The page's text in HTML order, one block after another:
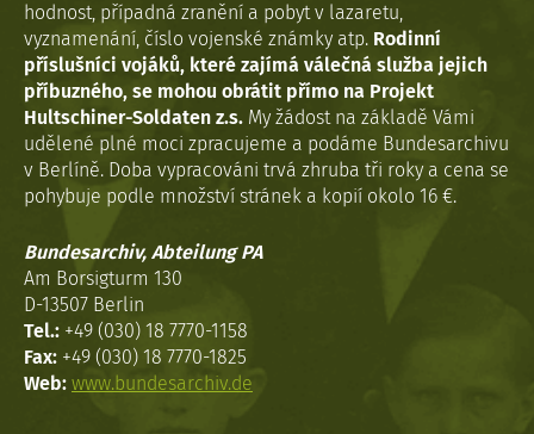
hodnost, případná zranění a pobyt v lazaretu,
vyznamenání, číslo vojenské známky atp. Rodinní
příslušníci vojáků, které zajímá válečná služba jejich
příbuzného, se mohou obrátit přímo na Projekt
Hultschiner-Soldaten z.s. My žádost na základě Vámi
udělené plné moci zpracujeme a podáme Bundesarchivu
v Berlíně. Doba vypracováni trvá zhruba tři roky a cena se
pohybuje podle množství stránek a kopií okolo 16 €.
Bundesarchiv, Abteilung PA
Am Borsigturm 130
D-13507 Berlin
Tel.: +49 (030) 18 7770-1158
Fax: +49 (030) 18 7770-1825
Web: www.bundesarchiv.de